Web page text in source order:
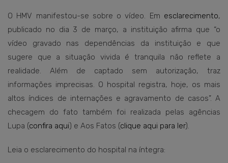
O HMV manifestou-se sobre o vídeo. Em esclarecimento,
publicado no dia 3 de março, a instituição afirma que “o
vídeo gravado nas dependências da instituição e que
sugere que a situação vivida é tranquila não reflete a
realidade. Além de captado sem autorização, traz
informações imprecisas. O hospital registra, hoje, os mais
altos índices de internações e agravamento de casos”. A
checagem do fato também foi realizada pelas agências
Lupa (confira aqui) e Aos Fatos (clique aqui para ler).
Leia o esclarecimento do hospital na íntegra: